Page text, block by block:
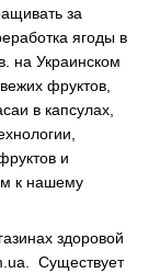
за
ягоды в
на Украинском
фруктов,
в капсулах,
и
к нашему
здоровой
Существует